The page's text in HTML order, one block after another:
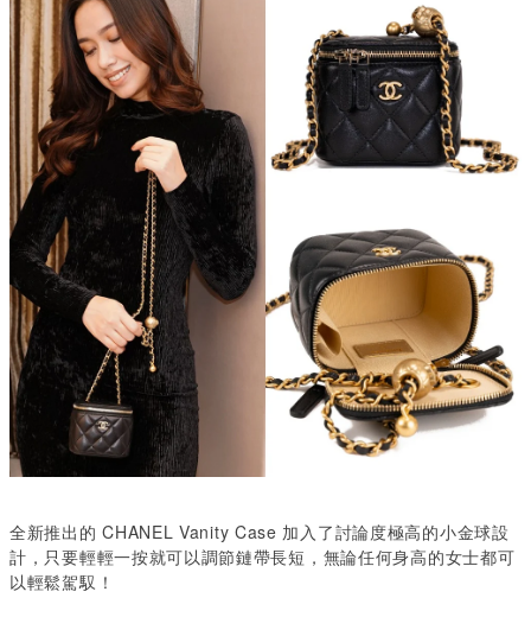
全新推出的 CHANEL Vanity Case 加入了討論度極高的小金球設
計，只要輕輕一按就可以調節鏈帶長短，無論任何身高的女士都可
以輕鬆駕馭！